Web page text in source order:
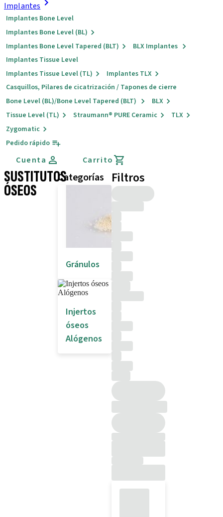
Implantes
Implantes Bone Level
Implantes Bone Level (BL)
Implantes Bone Level Tapered (BLT)
BLX Implantes
Implantes Tissue Level
Implantes Tissue Level (TL)
Implantes TLX
Casquillos, Pilares de cicatrización / Tapones de cierre
Bone Level (BL)/Bone Level Tapered (BLT)
BLX
Tissue Level (TL)
Straumann® PURE Ceramic
TLX
Zygomatic
Pedido rápido
Cuenta Carrito
SUSTITUTOS
ÓSEOS
Categorías
Gránulos
Injertos
óseos
Alógenos
Filtros